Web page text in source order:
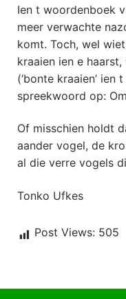
Ien t woordenboek
meer verwachte
komt. Toch, wel
kraaien ien e
(‘bonte kraaien’
spreekwoord op:
Of misschien holdt
aander vogel, de
al die verre vogels
Tonko Ufkes
Post Views: 505